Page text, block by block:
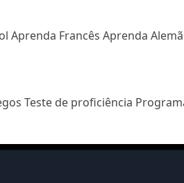
Aprenda Francês Aprenda
Teste de proficiência